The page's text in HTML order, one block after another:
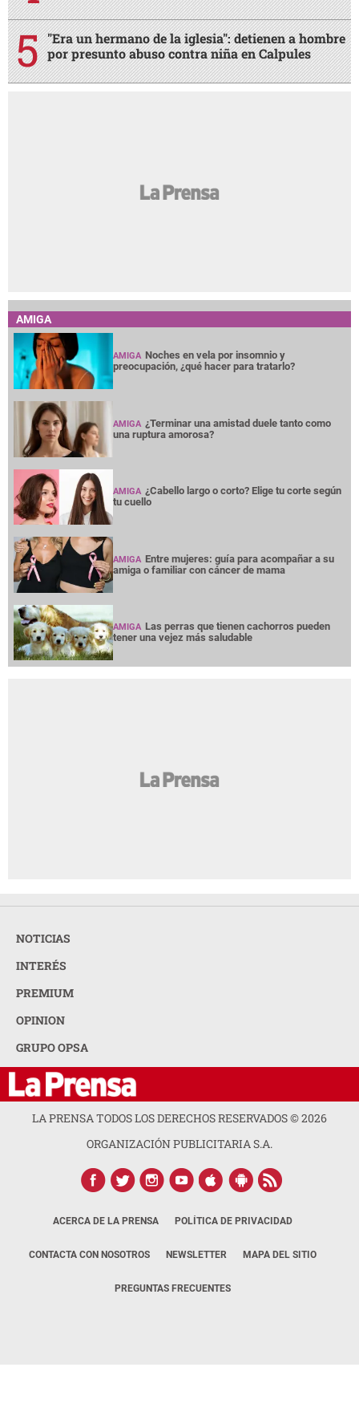
"Era un hermano de la iglesia": detienen a hombre
por presunto abuso contra niña en Calpules
AMIGA
AMIGA Noches en vela por insomnio y
preocupación, ¿qué hacer para tratarlo?
AMIGA ¿Terminar una amistad duele tanto como
una ruptura amorosa?
AMIGA ¿Cabello largo o corto? Elige tu corte según
tu cuello
AMIGA Entre mujeres: guía para acompañar a su
amiga o familiar con cáncer de mama
AMIGA Las perras que tienen cachorros pueden
tener una vejez más saludable
NOTICIAS
INTERÉS
PREMIUM
OPINION
GRUPO OPSA
LA PRENSA TODOS LOS DERECHOS RESERVADOS ©2026
ORGANIZACIÓN PUBLICITARIA S.A.
ACERCA DE LA PRENSA POLÍTICA DE PRIVACIDAD
CONTACTA CON NOSOTROS NEWSLETTER MAPA DEL SITIO
PREGUNTAS FRECUENTES